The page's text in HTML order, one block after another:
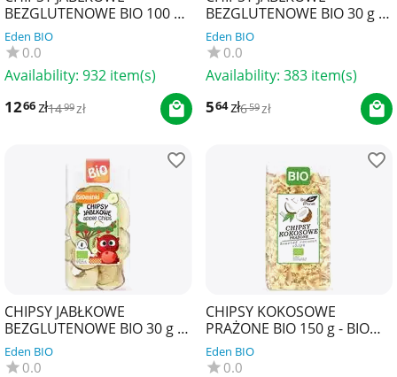
BEZGLUTENOWE BIO 100 g -
BIO PLANET
Eden BIO
0.0
Availability: 932 item(s)
1266zł1499zł
BEZGLUTENOWE BIO 30 g -
BIO PLANET
Eden BIO
0.0
Availability: 383 item(s)
564zł659zł
CHIPSY JABŁKOWE
BEZGLUTENOWE BIO 30 g -
BIOMINKI
Eden BIO
0.0
CHIPSY KOKOSOWE
PRAŻONE BIO 150 g - BIO
PLANET
Eden BIO
0.0